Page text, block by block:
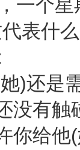
个星
表什
还是需
有触
给他(